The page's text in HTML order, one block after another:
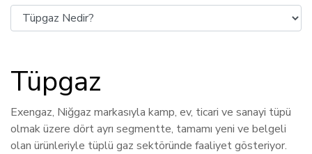
Tüpgaz
Exengaz, Niğgaz markasıyla kamp, ev, ticari ve sanayi tüpü
olmak üzere dört ayrı segmentte, tamamı yeni ve belgeli
olan ürünleriyle tüplü gaz sektöründe faaliyet gösteriyor.